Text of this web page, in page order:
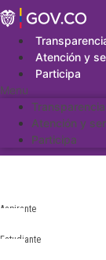
Saltar
al
contenido
Atención y
Participa
Menu
Atención y
Participa
Aspirante
Estudiante